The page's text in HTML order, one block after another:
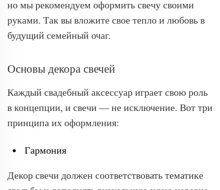
но мы рекомендуем оформить свечу своими
руками. Так вы вложите свое тепло и любовь в
будущий семейный очаг.
Основы декора свечей
Каждый свадебный аксессуар играет свою роль
в концепции, и свечи — не исключение. Вот три
принципа их оформления:
Гармония
Декор свечи должен соответствовать тематике